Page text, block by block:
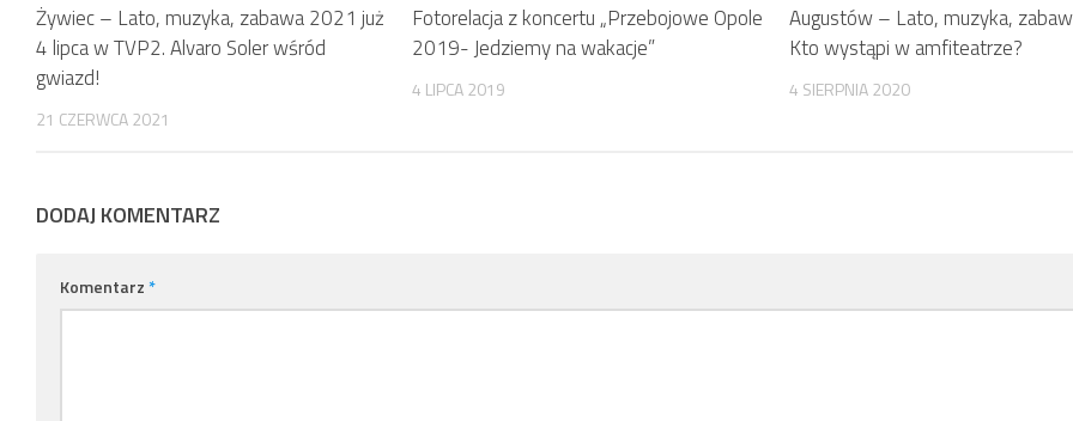
Żywiec – Lato, muzyka, zabawa 2021 już
4 lipca w TVP2. Alvaro Soler wśród
gwiazd!
21 CZERWCA 2021
Fotorelacja z koncertu „Przebojowe Opole
2019- Jedziemy na wakacje”
4 LIPCA 2019
Augustów – Lato, muzyka,
Kto wystąpi w amfiteatrze?
4 SIERPNIA 2020
DODAJ KOMENTARZ
Komentarz*